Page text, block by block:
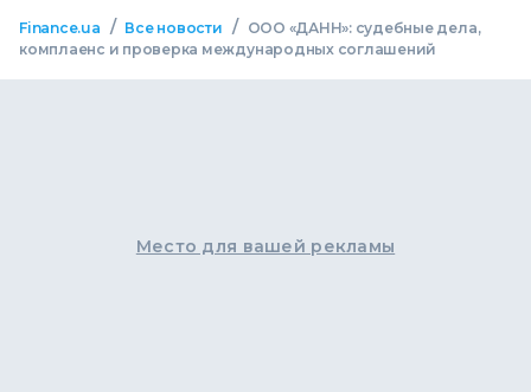
Finance.ua / Все новости /
ООО «ДАНН»: судебные дела,
комплаенс и проверка международных соглашений
Место для вашей рекламы